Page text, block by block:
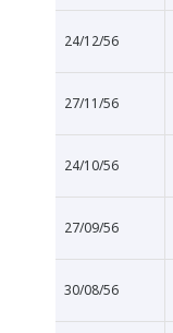
24/12/56
27/11/56
24/10/56
27/09/56
30/08/56